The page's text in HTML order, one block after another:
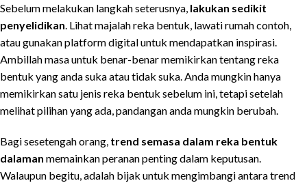
Sebelum melakukan langkah seterusnya, lakukan sedikit
penyelidikan . Lihat majalah reka bentuk, lawati rumah contoh,
atau gunakan platform digital untuk mendapatkan inspirasi.
Ambillah masa untuk benar-benar memikirkan tentang reka
bentuk yang anda suka atau tidak suka. Anda mungkin hanya
memikirkan satu jenis reka bentuk sebelum ini, tetapi setelah
melihat pilihan yang ada, pandangan anda mungkin berubah.
Bagi sesetengah orang, trend semasa dalam reka bentuk
dalaman memainkan peranan penting dalam keputusan.
Walaupun begitu, adalah bijak untuk mengimbangi antara trend